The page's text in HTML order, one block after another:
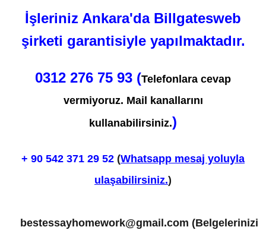
İşleriniz Ankara'da Billgatesweb
şirketi garantisiyle yapılmaktadır.
0312 276 75 93 (Telefonlara cevap
vermiyoruz. Mail kanallarını
kullanabilirsiniz.)
+ 90 542 371 29 52 (Whatsapp mesaj yoluyla
ulaşabilirsiniz.)
bestessayhomework@gmail.com (Belgelerinizi